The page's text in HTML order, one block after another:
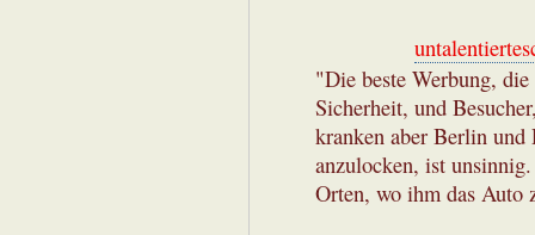
"Die beste Werbung,
Sicherheit, und
kranken aber Berlin
anzulocken, ist
Orten, wo ihm das Auto